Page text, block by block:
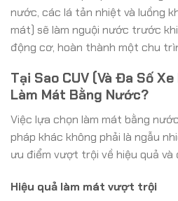
nước, các lá tản nhiệt và luồng
mát) sẽ làm nguội nước trước
động cơ, hoàn thành một chu
Tại Sao CUV (Và Đa Số
Làm Mát Bằng Nước?
Việc lựa chọn làm mát bằng
pháp khác không phải là ngẫu
ưu điểm vượt trội về hiệu quả và
Hiệu quả làm mát vượt trội